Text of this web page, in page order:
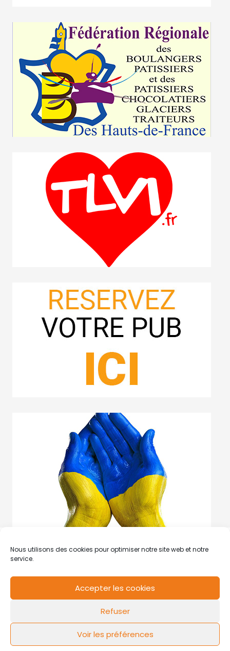
Nous utilisons des cookies pour optimiser notre site web et notre
service.
Accepter les cookies
Refuser
Voir les préférences
Mentions légales Politique de cookies
FLOW44